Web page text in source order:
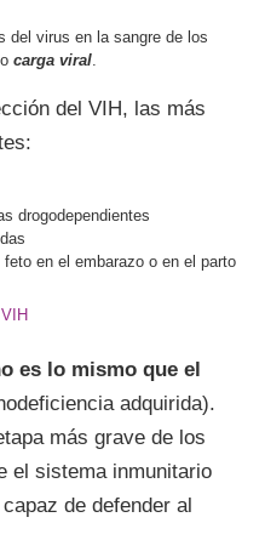
del virus en la sangre de los
carga viral.
del VIH, las más
drogodependientes
en el embarazo o en el parto
es lo mismo que el
adquirida).
más grave de los
el sistema inmunitario
de defender al